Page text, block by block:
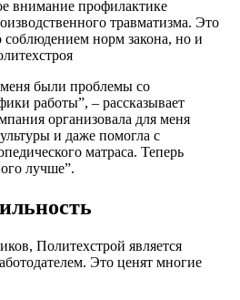
внимание профилактике
травматизма. Это
соблюдением норм закона, но и
были проблемы со
работы”, – рассказывает
организовала для меня
и даже помогла с
матраса. Теперь
лучше”.
Политехстрой является
Это ценят многие